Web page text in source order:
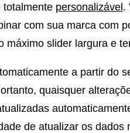
totalmente personalizável.
com sua marca com
máximo slider largura e
a partir do
quaisquer
de atualizar os dados